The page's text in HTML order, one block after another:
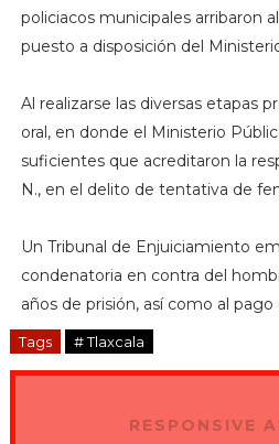
policiacos municipales arribaron
puesto a disposición del
Al realizarse las diversas etapas
oral, en donde el Ministerio
suficientes que acreditaron la
N., en el delito de tentativa de
Un Tribunal de Enjuiciamiento
condenatoria en contra del
años de prisión, así como al
Tags # Tlaxcala
RESPONSIVE